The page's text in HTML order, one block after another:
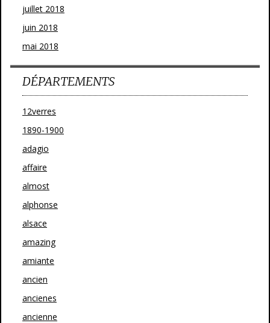
juillet 2018
juin 2018
mai 2018
DÉPARTEMENTS
12verres
1890-1900
adagio
affaire
almost
alphonse
alsace
amazing
amiante
ancien
ancienes
ancienne